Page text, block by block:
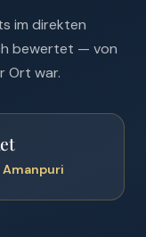
im direkten
bewertet — von
Ort war.
Amanpuri